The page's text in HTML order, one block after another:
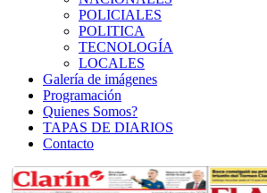
POLICIALES
POLITICA
TECNOLOGÍA
LOCALES
Galería de imágenes
Programación
Quienes Somos?
TAPAS DE DIARIOS
Contacto